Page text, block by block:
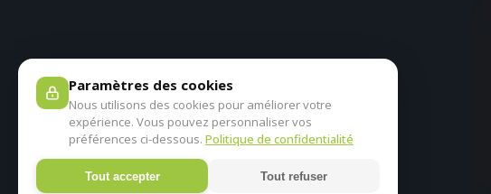
Paramètres des cookies
Nous utilisons des cookies pour améliorer votre
expérience. Vous pouvez personnaliser vos
préférences ci-dessous. Politique de confidentialité
Tout accepter Tout refuser